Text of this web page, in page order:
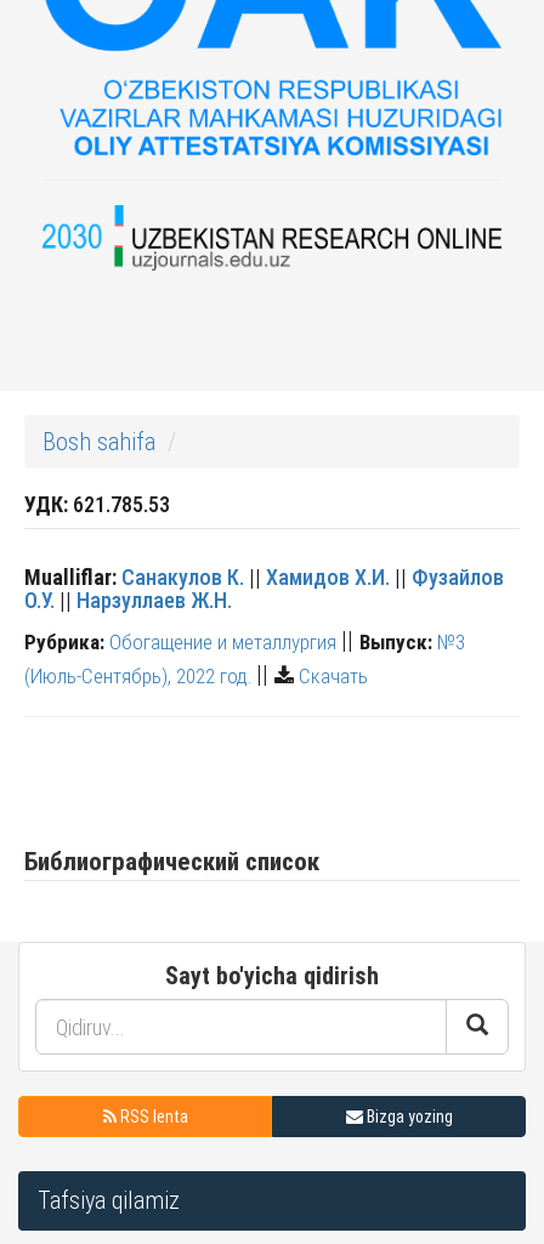
Bosh sahifa
УДК: 621.785.53
Mualliflar: Санакулов К. || Хамидов Х.И. || Фузайлов
О.У. || Нарзуллаев Ж.Н.
Рубрика: Обогащение и металлургия || Выпуск: №3
(Июль-Сентябрь), 2022 год. || Скачать
Библиографический список
Sayt bo'yicha qidirish
RSS lenta Bizga yozing
Tafsiya qilamiz